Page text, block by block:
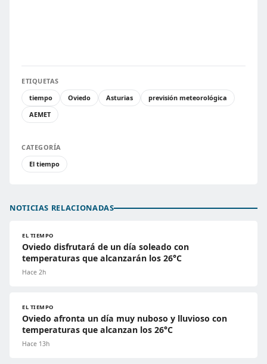
ETIQUETAS
tiempo
Oviedo Asturias
previsión meteorológica
AEMET
CATEGORÍA
El tiempo
NOTICIAS RELACIONADAS
EL TIEMPO
Oviedo disfrutará de un día soleado con
temperaturas que alcanzarán los 26°C
Hace 2h
EL TIEMPO
Oviedo afronta un día muy nuboso y lluvioso con
temperaturas que alcanzan los 26°C
Hace 13h